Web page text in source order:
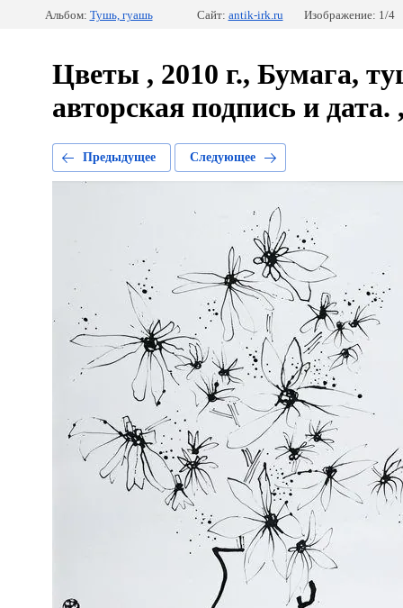
Альбом: Тушь, гуашь Сайт: antik-irk.ru Изображение: 1/4
Цветы , 2010 г., Бумага,
авторская подпись и
Предыдущее Следующее